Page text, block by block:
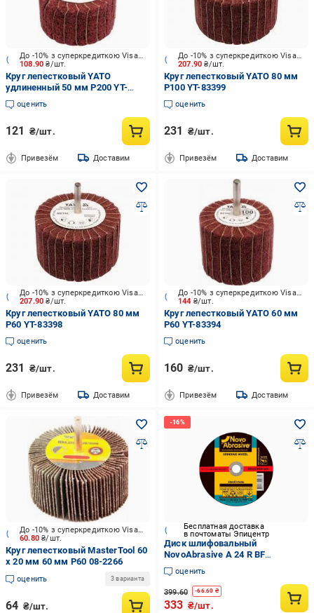
108.90₴/шт.
До -10% з суперкредиткою Visa Вигода
Круг лепестковый YATO
удлиненный 50 мм P200 YT-
83393
оценить
121 ₴/шт.
Привезём Доставим
207.90₴/шт.
До -10% з суперкредиткою Visa Вигода
Круг лепестковый YATO 80 мм
P100 YT-83399
оценить
231 ₴/шт.
Привезём Доставим
207.90₴/шт.
До -10% з суперкредиткою Visa Вигода
Круг лепестковый YATO 80 мм
P60 YT-83398
оценить
231 ₴/шт.
Привезём Доставим
144 ₴/шт.
До -10% з суперкредиткою Visa Вигода
Круг лепестковый YATO 60 мм
P60 YT-83394
оценить
160 ₴/шт.
Привезём Доставим
60.80₴/шт.
До -10% з суперкредиткою Visa Вигода
Круг лепестковый MasterTool 60
х 20 мм 60 мм P60 08-2266
оценить 3 варианта
64 ₴/шт.
Бесплатная доставка
в почтоматы Эпицентр
Диск шлифовальный
NovoAbrasive A 24 R BF
230x6x22,2 мм по металлу тип 1
(INKRZ000000230060N)
оценить
399.60 -66.60 ₴
333 ₴/шт.